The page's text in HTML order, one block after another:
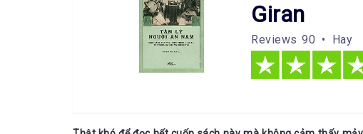
Giran
Reviews 90 • Hay